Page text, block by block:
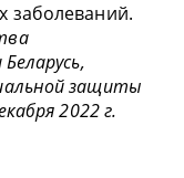
заболеваний.
защиты
2022 г.